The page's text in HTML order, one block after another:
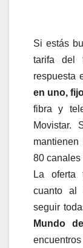
Si estás
tarifa del
respuesta
en uno,
fibra y
Movistar.
80 canales
La oferta
cuanto al
seguir
Mundo